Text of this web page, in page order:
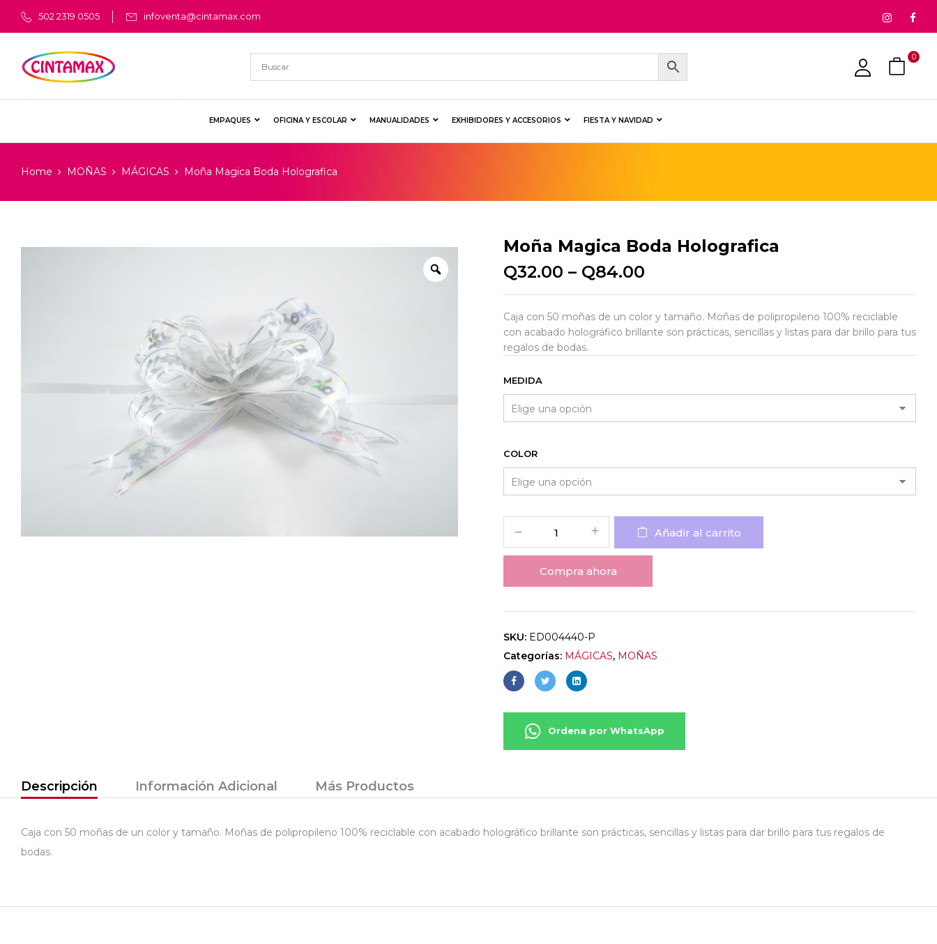
502 2319 0505 infoventa@cintamax.com
0
EMPAQUES OFICINA Y ESCOLAR MANUALIDADES EXHIBIDORES Y ACCESORIOS FIESTA Y NAVIDAD
Home MOÑAS MÁGICAS Moña Magica Boda Holografica
Moña Magica Boda Holografica
Q32.00 – Q84.00
Caja con 50 moñas de un color y tamaño. Moñas de polipropileno 100% reciclable
con acabado holográfico brillante son prácticas, sencillas y listas para dar brillo para tus
regalos de bodas.
MEDIDA
COLOR
Añadir al carrito
Compra ahora
SKU: ED004440-P
Categorías: MÁGICAS, MOÑAS
Ordena por WhatsApp
Descripción Información Adicional Más Productos
Caja con 50 moñas de un color y tamaño. Moñas de polipropileno 100% reciclable con acabado holográfico brillante son prácticas, sencillas y listas para dar brillo para tus regalos de
bodas.